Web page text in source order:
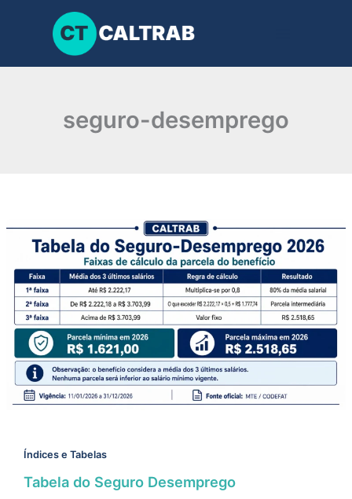
conteúdo
seguro-desemprego
Índices e Tabelas
Tabela do Seguro Desemprego